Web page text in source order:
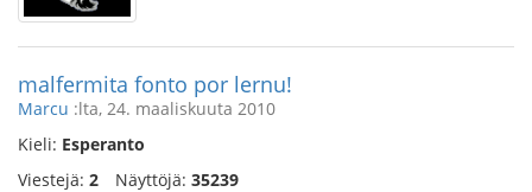
malfermita fonto por lernu!
Marcu :lta, 24. maaliskuuta 2010
Kieli: Esperanto
Viestejä: 2 Näyttöjä: 35239